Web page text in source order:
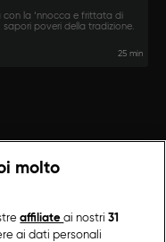
con la ‘nnocca e frittata di
sapori poveri della tradizione.
25 min
molto
affiliateai nostri31
ai dati personali